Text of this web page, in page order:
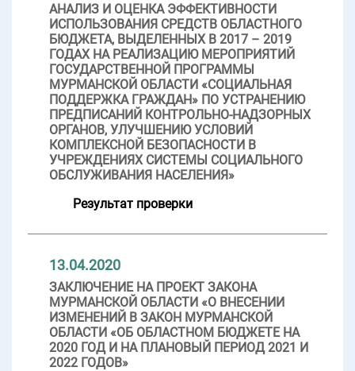
АНАЛИЗ И ОЦЕНКА ЭФФЕКТИВНОСТИ
ИСПОЛЬЗОВАНИЯ СРЕДСТВ ОБЛАСТНОГО
БЮДЖЕТА, ВЫДЕЛЕННЫХ В 2017 – 2019
ГОДАХ НА РЕАЛИЗАЦИЮ МЕРОПРИЯТИЙ
ГОСУДАРСТВЕННОЙ ПРОГРАММЫ
МУРМАНСКОЙ ОБЛАСТИ «СОЦИАЛЬНАЯ
ПОДДЕРЖКА ГРАЖДАН» ПО УСТРАНЕНИЮ
ПРЕДПИСАНИЙ КОНТРОЛЬНО-НАДЗОРНЫХ
ОРГАНОВ, УЛУЧШЕНИЮ УСЛОВИЙ
КОМПЛЕКСНОЙ БЕЗОПАСНОСТИ В
УЧРЕЖДЕНИЯХ СИСТЕМЫ СОЦИАЛЬНОГО
ОБСЛУЖИВАНИЯ НАСЕЛЕНИЯ»
Результат проверки
13.04.2020
ЗАКЛЮЧЕНИЕ НА ПРОЕКТ ЗАКОНА
МУРМАНСКОЙ ОБЛАСТИ «О ВНЕСЕНИИ
ИЗМЕНЕНИЙ В ЗАКОН МУРМАНСКОЙ
ОБЛАСТИ «ОБ ОБЛАСТНОМ БЮДЖЕТЕ НА
2020 ГОД И НА ПЛАНОВЫЙ ПЕРИОД 2021 И
2022 ГОДОВ»